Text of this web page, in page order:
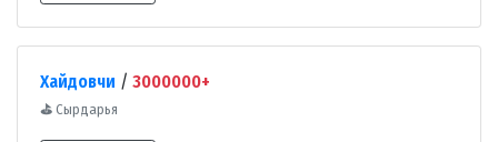
Хайдовчи / 3000000+
⛳ Сырдарья